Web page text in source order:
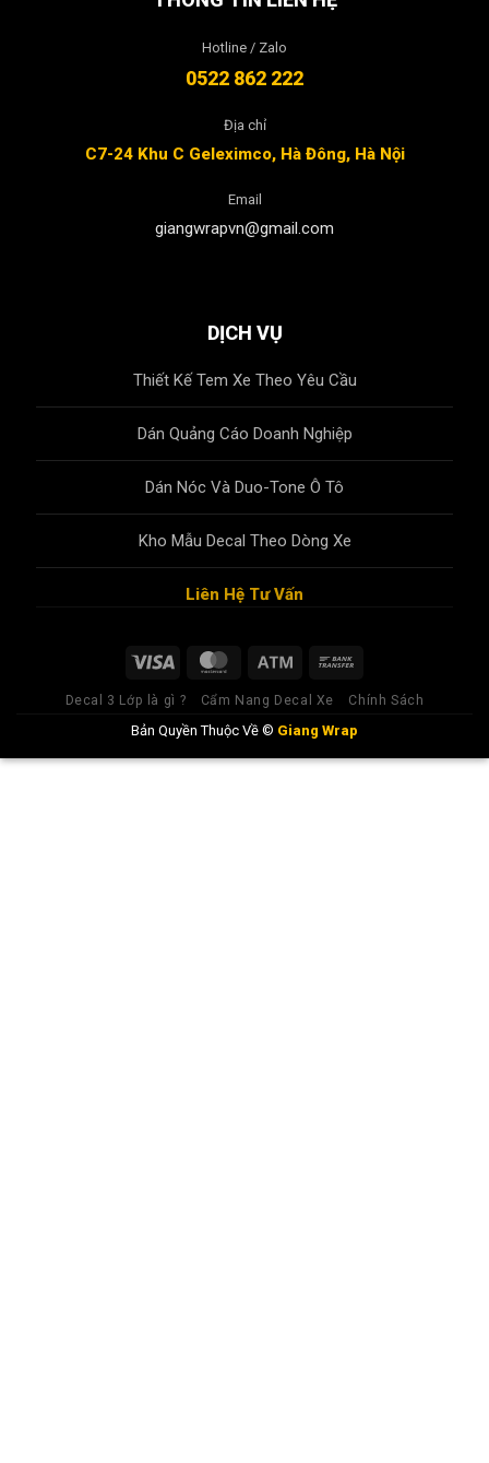
Hotline / Zalo
0522 862 222
Địa chỉ
C7-24 Khu C Geleximco, Hà Đông, Hà Nội
Email
giangwrapvn@gmail.com
DỊCH VỤ
Thiết Kế Tem Xe Theo Yêu Cầu
Dán Quảng Cáo Doanh Nghiệp
Dán Nóc Và Duo-Tone Ô Tô
Kho Mẫu Decal Theo Dòng Xe
Liên Hệ Tư Vấn
Decal 3 Lớp là gì ? Cẩm Nang Decal Xe Chính Sách
Bản Quyền Thuộc Về © Giang Wrap